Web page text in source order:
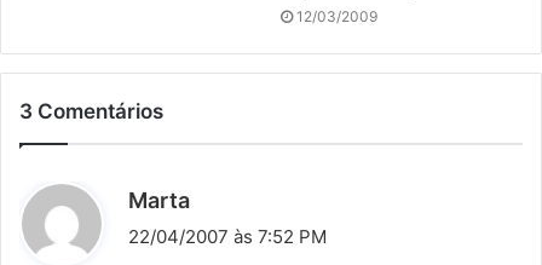
12/03/2009
3 Comentários
Marta
i
22/04/2007 às 7:52 PM